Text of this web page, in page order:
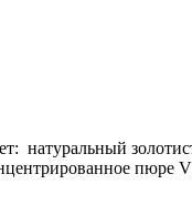
натуральный
пюре